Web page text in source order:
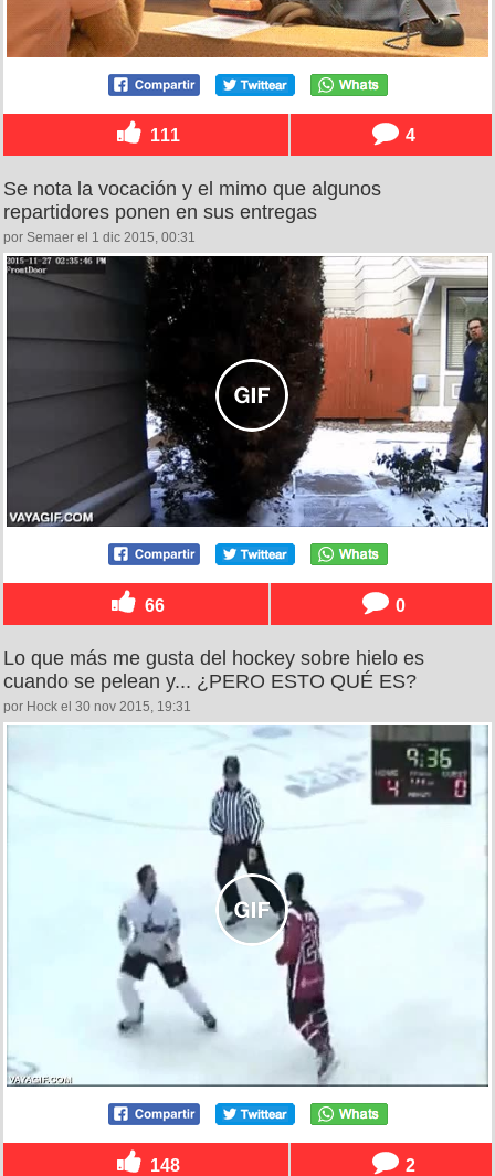
111 4
Se nota la vocación y el mimo que algunos
repartidores ponen en sus entregas
por Semaer el 1 dic 2015, 00:31
66 0
Lo que más me gusta del hockey sobre hielo es
cuando se pelean y... ¿PERO ESTO QUÉ ES?
por Hock el 30 nov 2015, 19:31
148 2